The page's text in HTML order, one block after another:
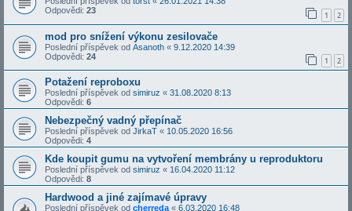
Odpovědi: 23 1 2
mod pro snížení výkonu zesilovače
Poslední příspěvek od Asanoth « 9.12.2020 14:39
Odpovědi: 24 1 2
Potažení reproboxu
Poslední příspěvek od simiruz « 31.08.2020 8:13
Odpovědi: 6
Nebezpečný vadný přepínač
Poslední příspěvek od JirkaT « 10.05.2020 16:56
Odpovědi: 4
Kde koupit gumu na vytvoření membrány u reproduktoru
Poslední příspěvek od simiruz « 16.04.2020 11:12
Odpovědi: 8
Hardwood a jiné zajímavé úpravy
Poslední příspěvek od cherreda« 6.03.2020 16:48